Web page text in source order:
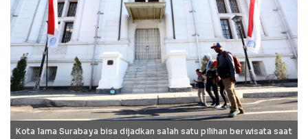
Kota lama Surabaya bisa dijadkan salah satu pilihan berwisata saat